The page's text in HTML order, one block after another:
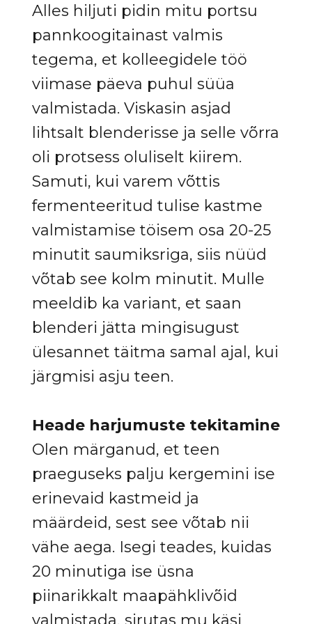
Alles hiljuti pidin mitu portsu
pannkoogitainast valmis
tegema, et kolleegidele töö
viimase päeva puhul süüa
valmistada. Viskasin asjad
lihtsalt blenderisse ja selle võrra
oli protsess oluliselt kiirem.
Samuti, kui varem võttis
fermenteeritud tulise kastme
valmistamise töisem osa 20-25
minutit saumiksriga, siis nüüd
võtab see kolm minutit. Mulle
meeldib ka variant, et saan
blenderi jätta mingisugust
ülesannet täitma samal ajal, kui
järgmisi asju teen.
Heade harjumuste tekitamine
Olen märganud, et teen
praeguseks palju kergemini ise
erinevaid kastmeid ja
määrdeid, sest see võtab nii
vähe aega. Isegi teades, kuidas
20 minutiga ise üsna
piinarikkalt maapähklivõid
valmistada, sirutas mu käsi